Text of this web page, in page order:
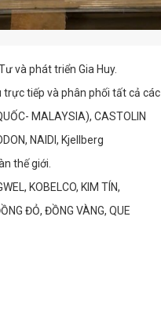
và phát triển Gia Huy.
trực tiếp và phân phối tất cả các
MALAYSIA), CASTOLIN
NAIDI, Kjellberg
thế giới.
KOBELCO, KIM TÍN,
ĐỎ, ĐỒNG VÀNG, QUE